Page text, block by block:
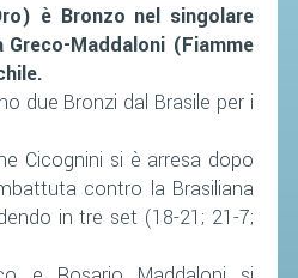
è Bronzo nel singolare
Maddaloni (Fiamme
due Bronzi dal Brasile per i
Cicognini si è arresa dopo
contro la Brasiliana
in tre set (18-21; 21-7;